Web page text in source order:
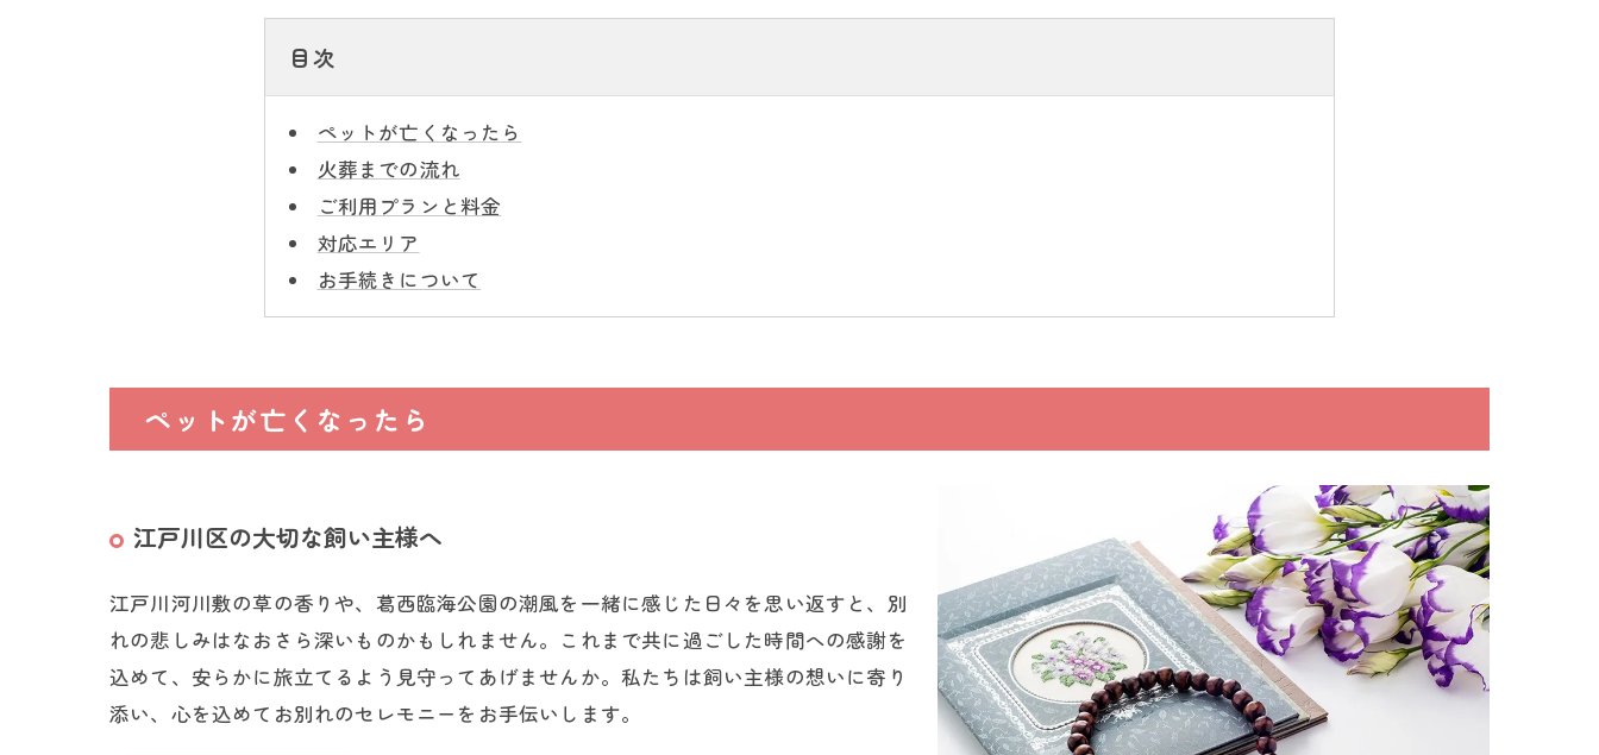
目次
ペットが亡くなったら
火葬までの流れ
ご利用プランと料金
対応エリア
お手続きについて
ペットが亡くなったら
江戸川区の大切な飼い主様へ
江戸川河川敷の草の香りや、葛西臨海公園の潮風を一緒に感じた日々を思い返すと、別
れの悲しみはなおさら深いものかもしれません。これまで共に過ごした時間への感謝を
込めて、安らかに旅立てるよう見守ってあげませんか。私たちは飼い主様の想いに寄り
添い、心を込めてお別れのセレモニーをお手伝いします。